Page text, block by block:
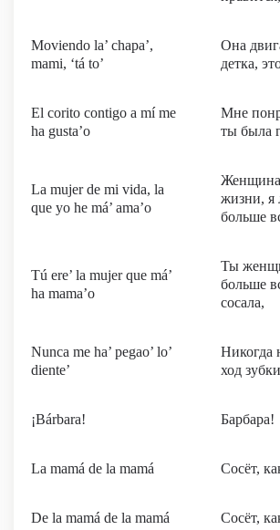
Moviendo la’ chapa’,
mami, ‘tá to’
Она
детка,
El corito contigo a mí me
ha gusta’o
Мне
ты была
La mujer de mi vida, la
que yo he má’ ama’o
Женщина
жизни, я
больше
Tú ere’ la mujer que má’
ha mama’o
Ты
больше
сосала,
Nunca me ha’ pegao’ lo’
diente’
Никогда
ход
¡Bárbara! Барбара!
La mamá de la mamá Сосёт,
De la mamá de la mamá Сосёт,